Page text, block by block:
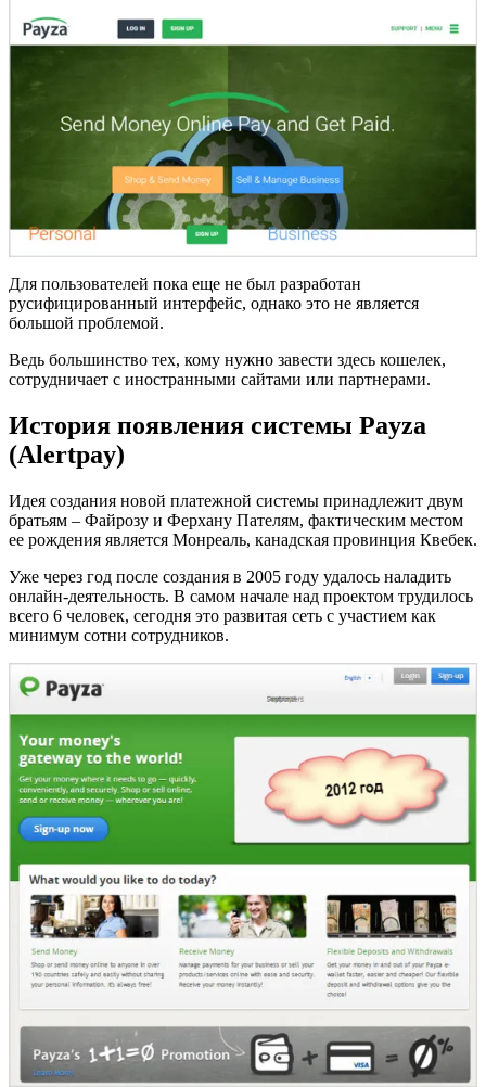
Для пользователей пока еще не был разработан
русифицированный интерфейс, однако это не является
большой проблемой.
Ведь большинство тех, кому нужно завести здесь кошелек,
сотрудничает с иностранными сайтами или партнерами.
История появления системы Payza
(Alertpay)
Идея создания новой платежной системы принадлежит двум
братьям – Файрозу и Ферхану Пателям, фактическим местом
ее рождения является Монреаль, канадская провинция Квебек.
Уже через год после создания в 2005 году удалось наладить
онлайн-деятельность. В самом начале над проектом трудилось
всего 6 человек, сегодня это развитая сеть с участием как
минимум сотни сотрудников.